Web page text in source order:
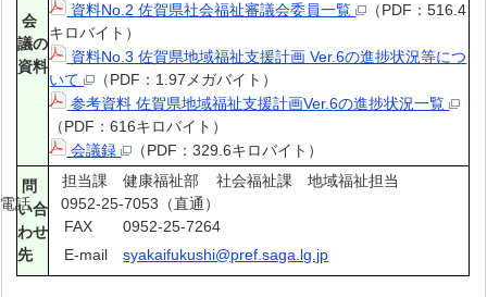
会
議の
資料
資料No.2 佐賀県社会福祉審議会委員一覧
（PDF：516.4
キロバイト）
資料No.3 佐賀県地域福祉支援計画 Ver.6の進捗状況等につ
いて
（PDF：1.97メガバイト）
参考資料 佐賀県地域福祉支援計画Ver.6の進捗状況一覧
（PDF：616キロバイト）
会議録
（PDF：329.6キロバイト）
問
い合
わせ
先
担当課 健康福祉部 社会福祉課 地域福祉担当
0952-25-7053（直通）
FAX 0952-25-7264
E-mailsyakaifukushi@pref.saga.lg.jp